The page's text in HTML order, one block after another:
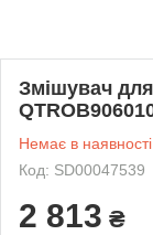
Змішувач
Немає в наявності
Код: SD00047539
2 813 ₴